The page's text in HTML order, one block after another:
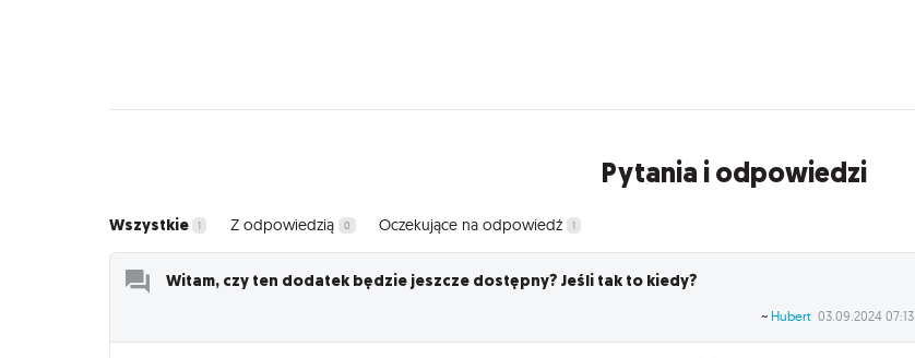
Pytania i odpowiedzi
Wszystkie 1 Z odpowiedzią 0 Oczekujące na odpowiedź 1
Witam, czy ten dodatek będzie jeszcze dostępny? Jeśli tak to kiedy?
~ Hubert 03.09.2024 07:13